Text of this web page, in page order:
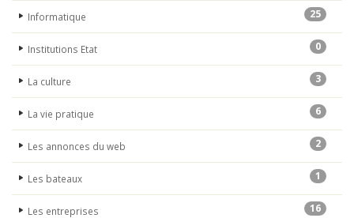
Informatique 25
Institutions Etat 0
La culture 3
La vie pratique 6
Les annonces du web 2
Les bateaux 1
Les entreprises 16